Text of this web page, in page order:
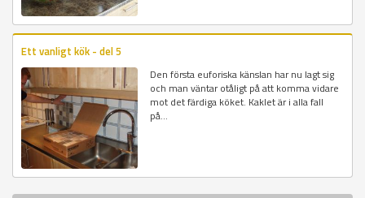
Ett vanligt kök - del 5
Den första euforiska känslan har nu lagt sig
och man väntar otåligt på att komma vidare
mot det färdiga köket. Kaklet är i alla fall
på...